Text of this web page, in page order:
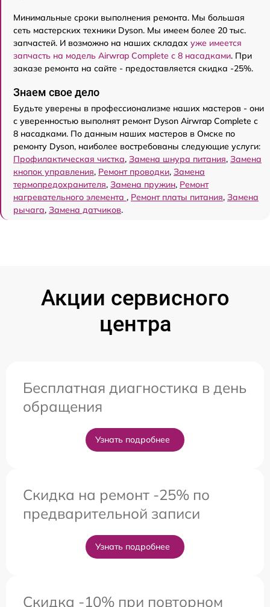
Минимальные сроки выполнения ремонта. Мы большая
сеть мастерских техники Dyson. Мы имеем более 20 тыс.
запчастей. И возможно на наших складах уже имеется
запчасть на модель Airwrap Complete с 8 насадками. При
заказе ремонта на сайте - предоставляется скидка -25%.
Знаем свое дело
Будьте уверены в профессионализме наших мастеров - они
с уверенностью выполнят ремонт Dyson Airwrap Complete с
8 насадками. По данным наших мастеров в Омске по
ремонту Dyson, наиболее востребованы следующие услуги:
Профилактическая чистка, Замена шнура питания, Замена
кнопок управления, Ремонт проводки, Замена
термопредохранителя, Замена пружин, Ремонт
нагревательного элемента , Ремонт платы питания, Замена
рычага, Замена датчиков.
Акции сервисного
центра
Бесплатная диагностика в день
обращения
Узнать подробнее
Скидка на ремонт -25% по
предварительной записи
Узнать подробнее
Скидка -10% при повторном